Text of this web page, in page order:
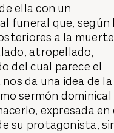
ella con un
funeral que, según
a la
atropellado,
del cual parece el
da una idea de la
sermón dominical
expresada en
su protagonista,